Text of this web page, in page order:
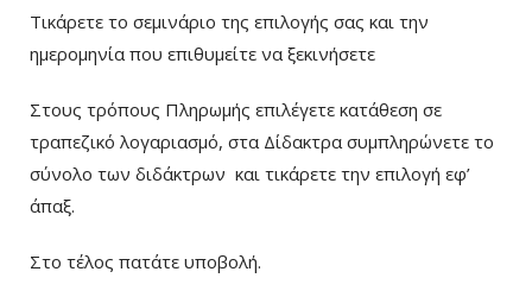
Τικάρετε το σεμινάριο της επιλογής σας και την
ημερομηνία που επιθυμείτε να ξεκινήσετε
Στους τρόπους Πληρωμής επιλέγετε κατάθεση σε
τραπεζικό λογαριασμό, στα Δίδακτρα συμπληρώνετε το
σύνολο των διδάκτρων και τικάρετε την επιλογή εφ’
άπαξ.
Στο τέλος πατάτε υποβολή.